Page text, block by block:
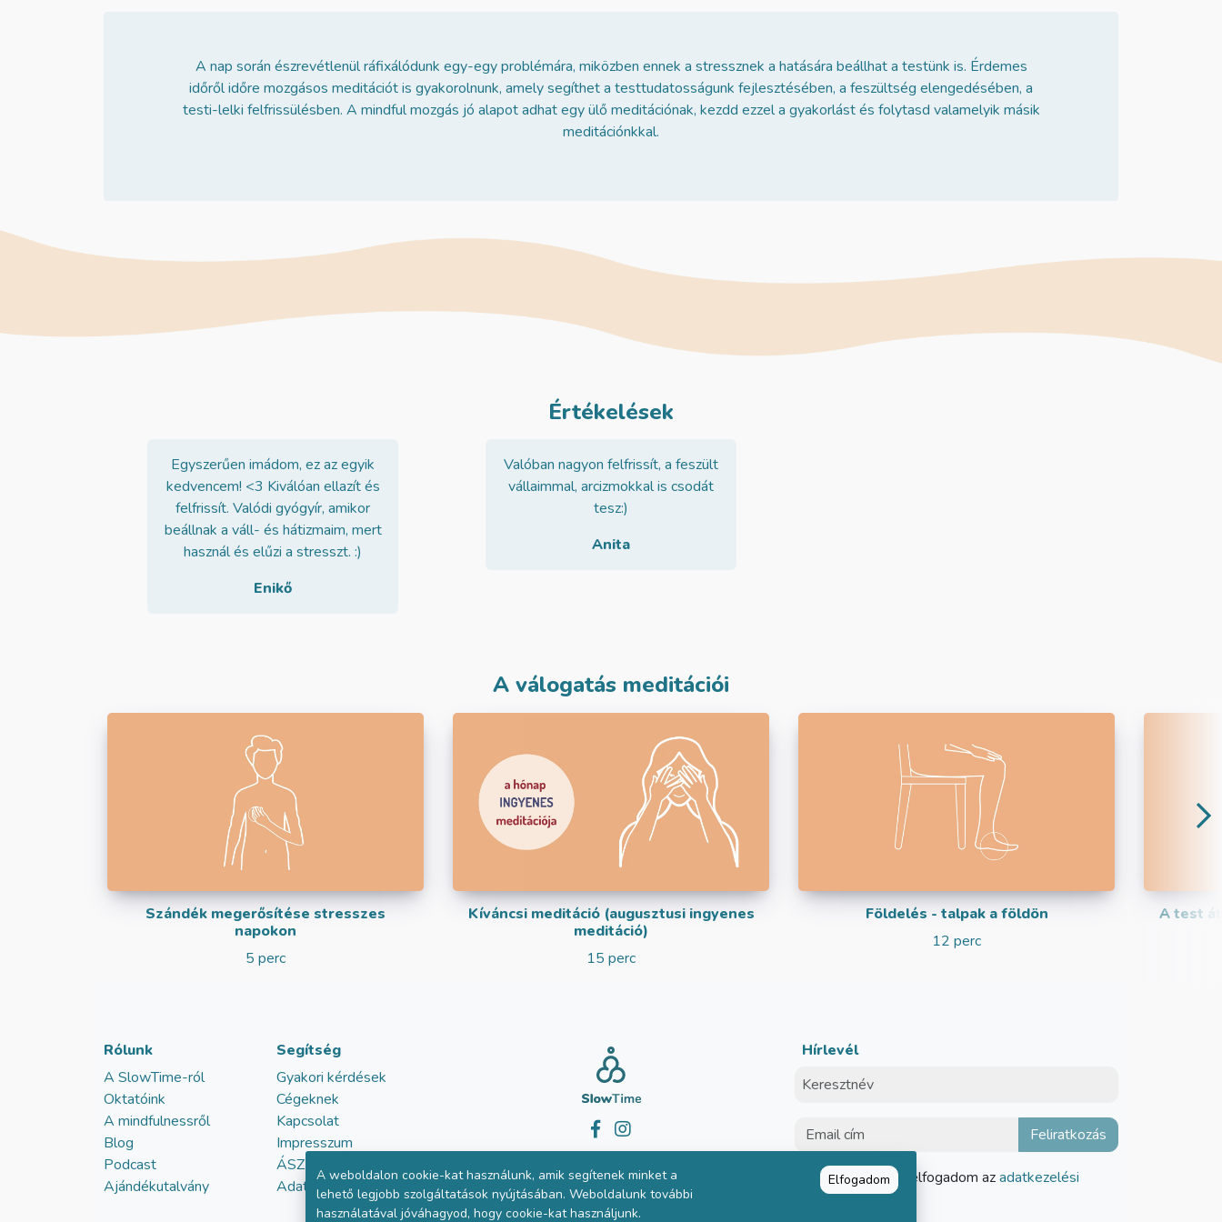
A nap során észrevétlenül ráfixálódunk egy-egy problémára, miközben ennek a stressznek a hatására beállhat a testünk is. Érdemes
időről időre mozgásos meditációt is gyakorolnunk, amely segíthet a testtudatosságunk fejlesztésében, a feszültség elengedésében, a
testi-lelki felfrissülésben. A mindful mozgás jó alapot adhat egy ülő meditációnak, kezdd ezzel a gyakorlást és folytasd valamelyik másik
meditációnkkal.
Értékelések
Egyszerűen imádom, ez az egyik
kedvencem! <3 Kiválóan ellazít és
felfrissít. Valódi gyógyír, amikor
beállnak a váll- és hátizmaim, mert
használ és elűzi a stresszt. :)
Enikő
Valóban nagyon felfrissít, a feszült
vállaimmal, arcizmokkal is csodát
tesz:)
Anita
A válogatás meditációi
Szándék megerősítése stresszes
napokon
5 perc
Kíváncsi meditáció (augusztusi ingyenes
meditáció)
15 perc
Földelés - talpak a földön
12 perc
A test
A weboldalon cookie-kat használunk, amik segítenek minket a
lehető legjobb szolgáltatások nyújtásában. Weboldalunk további
használatával jóváhagyod, hogy cookie-kat használjunk.
Elfogadom
Rólunk
A SlowTime-ról
Oktatóink
A mindfulnessről
Blog
Podcast
Ajándékutalvány
Segítség
Gyakori kérdések
Cégeknek
Kapcsolat
Impresszum
ÁSZF
Adatvédelem
Hírlevél
Elolvastam és elfogadom azadatkezelési
tájékoztatót